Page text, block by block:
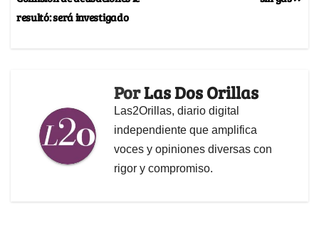
resultó: será investigado
PorLas Dos Orillas
Las2Orillas, diario digital
independiente que amplifica
voces y opiniones diversas con
rigor y compromiso.